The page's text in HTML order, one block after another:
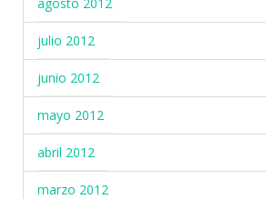
julio 2012
junio 2012
mayo 2012
abril 2012
marzo 2012